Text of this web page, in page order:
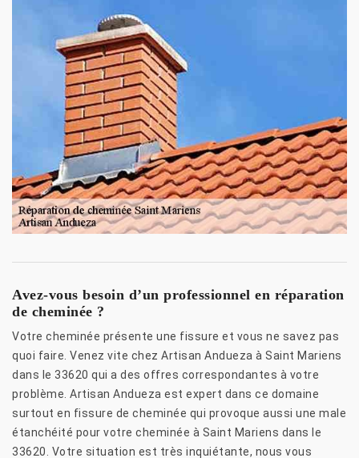
Avez-vous besoin d’un professionnel en réparation
de cheminée ?
Votre cheminée présente une fissure et vous ne savez pas
quoi faire. Venez vite chez Artisan Andueza à Saint Mariens
dans le 33620 qui a des offres correspondantes à votre
problème. Artisan Andueza est expert dans ce domaine
surtout en fissure de cheminée qui provoque aussi une male
étanchéité pour votre cheminée à Saint Mariens dans le
33620. Votre situation est très inquiétante, nous vous